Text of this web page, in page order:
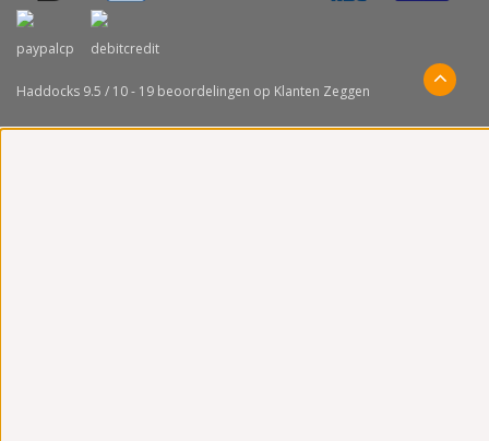
Haddocks 9.5 / 10- 19 beoordelingen op Klanten Zeggen